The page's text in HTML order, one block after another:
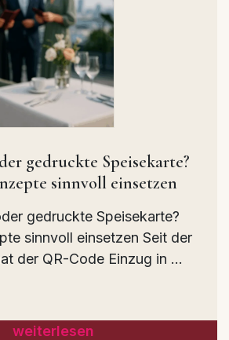
gedruckte Speisekarte?
sinnvoll einsetzen
gedruckte Speisekarte?
sinnvoll einsetzen Seit der
der QR-Code Einzug in ...
weiterlesen